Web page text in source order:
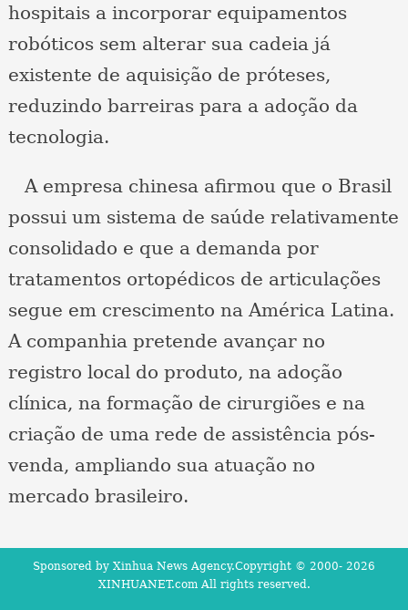
hospitais a incorporar equipamentos
robóticos sem alterar sua cadeia já
existente de aquisição de próteses,
reduzindo barreiras para a adoção da
tecnologia.
A empresa chinesa afirmou que o Brasil
possui um sistema de saúde relativamente
consolidado e que a demanda por
tratamentos ortopédicos de articulações
segue em crescimento na América Latina.
A companhia pretende avançar no
registro local do produto, na adoção
clínica, na formação de cirurgiões e na
criação de uma rede de assistência pós-
venda, ampliando sua atuação no
mercado brasileiro.
Sponsored by Xinhua News Agency.Copyright © 2000- 2026
XINHUANET.com All rights reserved.